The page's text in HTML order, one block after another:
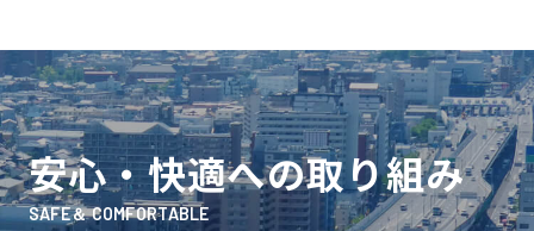
安心・快適への取り組み
SAFE＆ COMFORTABLE